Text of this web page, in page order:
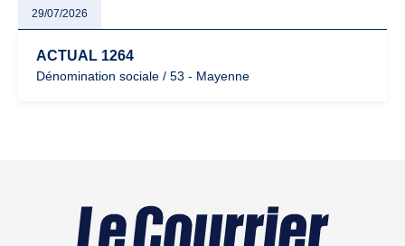
29/07/2026
ACTUAL 1264
Dénomination sociale / 53 - Mayenne